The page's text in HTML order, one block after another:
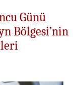
Günü
Bölgesi’nin